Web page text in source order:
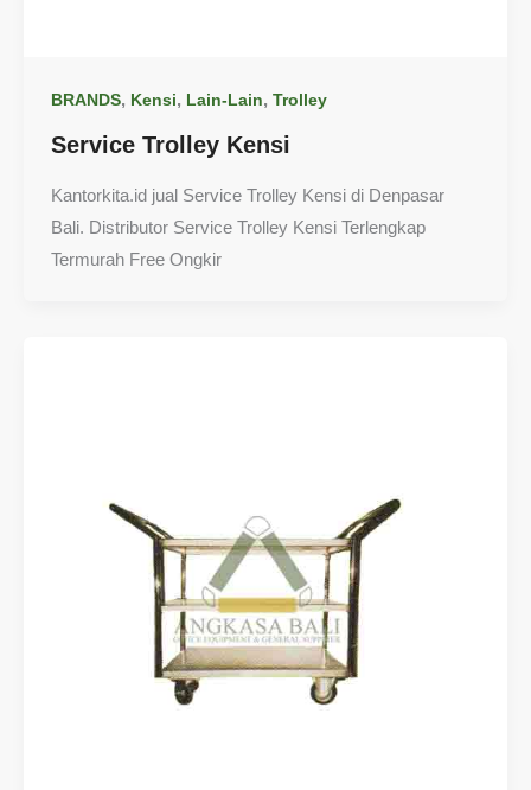
BRANDS, Kensi, Lain-Lain, Trolley
Service Trolley Kensi
Kantorkita.id jual Service Trolley Kensi di Denpasar
Bali. Distributor Service Trolley Kensi Terlengkap
Termurah Free Ongkir